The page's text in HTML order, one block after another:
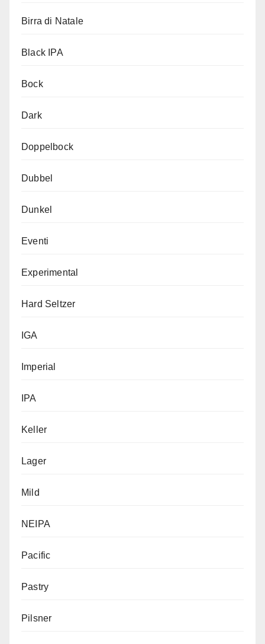
Birra di Natale
Black IPA
Bock
Dark
Doppelbock
Dubbel
Dunkel
Eventi
Experimental
Hard Seltzer
IGA
Imperial
IPA
Keller
Lager
Mild
NEIPA
Pacific
Pastry
Pilsner